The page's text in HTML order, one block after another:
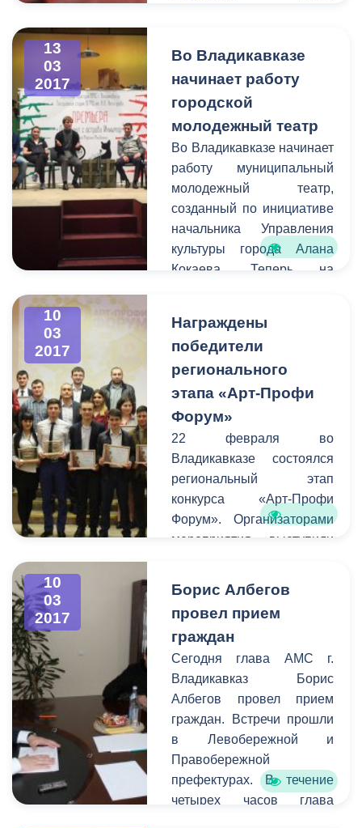
своевременно сообщать
информацию о
планируемом перекрытии
в администрацию города.
Смысл этого оповещения
состоит в том, чтобы АМС
г. Владикавказ имела
возможность
предупредить остальных
граждан города о
временных неудобствах
13
03
2017
Во Владикавказе
начинает работу
городской
молодежный театр
Во Владикавказе начинает
работу муниципальный
молодежный театр,
созданный по инициативе
начальника Управления
культуры города Алана
Кокаева. Теперь на
Павленко молодые
актеры и режиссеры
смогут воплощать свои
самые смелые творческие
идеи и замыслы.
Накануне на этой сцене
прошло первое
мероприятие - премьера
спектакля «Лейтенант с
острова Инишмор»
ирландского драматурга
Мартина Макдонаха.
10
03
2017
Награждены
победители
регионального
этапа «Арт-Профи
Форум»
22 февраля во
Владикавказе состоялся
региональный этап
конкурса «Арт-Профи
Форум». Организаторами
мероприятия выступили
Молодёжи и Комитет
молодежной политики,
физической культуры и
спорта АМС. В
соревновании приняли
участие студенты 16-ти
республиканских
профессиональных
образовательных
учреждений. Сегодня в
актовом зале
10
03
2017
Борис Албегов
провел прием
граждан
Сегодня глава АМС г.
Владикавказ Борис
Албегов провел прием
граждан. Встречи прошли
в Левобережной и
Правобережной
префектурах. В течение
четырех часов глава